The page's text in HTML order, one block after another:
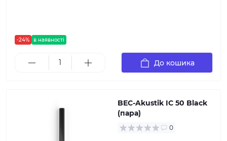
-24% в наявності
До кошика
BEC-Akustik IC 50 Black
(пара)
0